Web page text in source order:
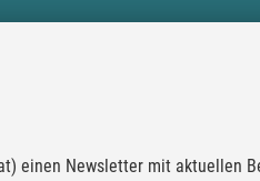
einen Newsletter mit aktuellen